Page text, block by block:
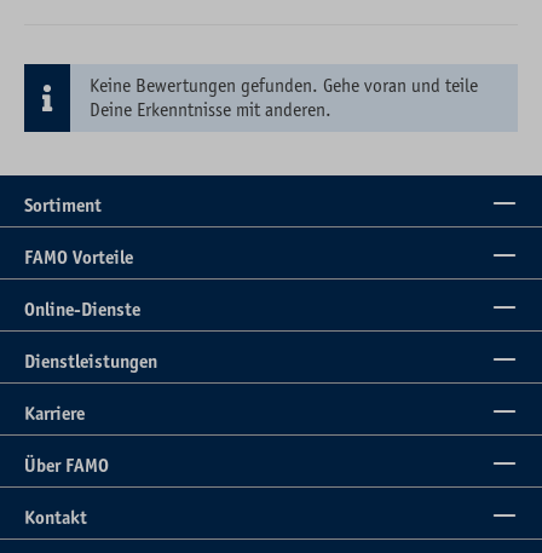
Keine Bewertungen gefunden. Gehe voran und teile
Deine Erkenntnisse mit anderen.
Sortiment
FAMO Vorteile
Online-Dienste
Dienstleistungen
Karriere
Über FAMO
Kontakt